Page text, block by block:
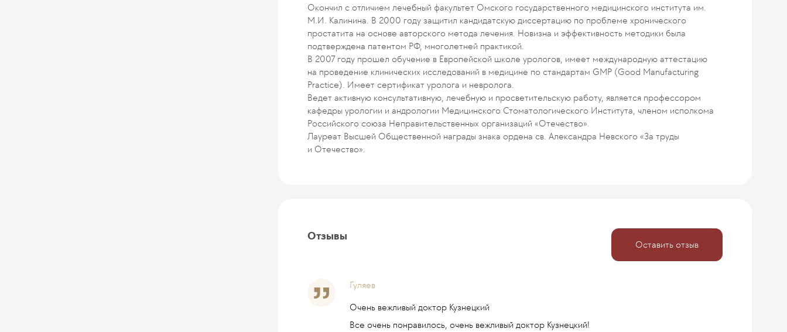
Окончил с отличием лечебный факультет Омского государственного медицинского института им.
М.И. Калинина. В 2000 году защитил кандидатскую диссертацию по проблеме хронического
простатита на основе авторского метода лечения. Новизна и эффективность методики была
подтверждена патентом РФ, многолетней практикой.
В 2007 году прошел обучение в Европейской школе урологов, имеет международную аттестацию
на проведение клинических исследований в медицине по стандартам GMP (Good Manufacturing
Practice). Имеет сертификат уролога и невролога.
Ведет активную консультативную, лечебную и просветительскую работу, является профессором
кафедры урологии и андрологии Медицинского Стоматологического Института, членом исполкома
Российского союза Неправительственных организаций «Отечество».
Лауреат Высшей Общественной награды знака ордена св. Александра Невского «За труды
и Отечество».
Отзывы
Оставить отзыв
Гуляев
Очень вежливый доктор Кузнецкий
Все очень понравилось, очень вежливый доктор Кузнецкий!